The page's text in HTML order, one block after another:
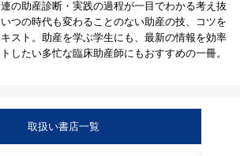
の助産診断・実践の過程が一目でわかる考え抜
つの時代も変わることのない助産の技、コツを
スト。助産を学ぶ学生にも、最新の情報を効率
したい多忙な臨床助産師にもおすすめの一冊。
取扱い書店一覧